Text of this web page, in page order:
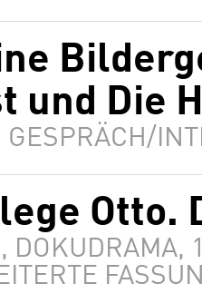
und Die
GESPRÄCH/
Otto.
DOKUDRAMA,